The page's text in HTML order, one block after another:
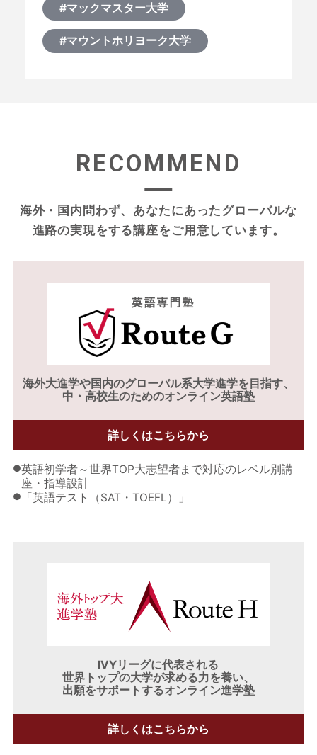
#マックマスター大学
#マウントホリヨーク大学
RECOMMEND
海外・国内問わず、あなたにあったグローバルな
進路の実現をする講座をご用意しています。
海外大進学や国内のグローバル系大学進学を目指す、
中・高校生のためのオンライン英語塾
詳しくはこちらから
●英語初学者～世界TOP大志望者まで対応のレベル別講
座・指導設計
● 「英語テスト（SAT・TOEFL）」
IVYリーグに代表される
世界トップの大学が求める力を養い、
出願をサポートするオンライン進学塾
詳しくはこちらから